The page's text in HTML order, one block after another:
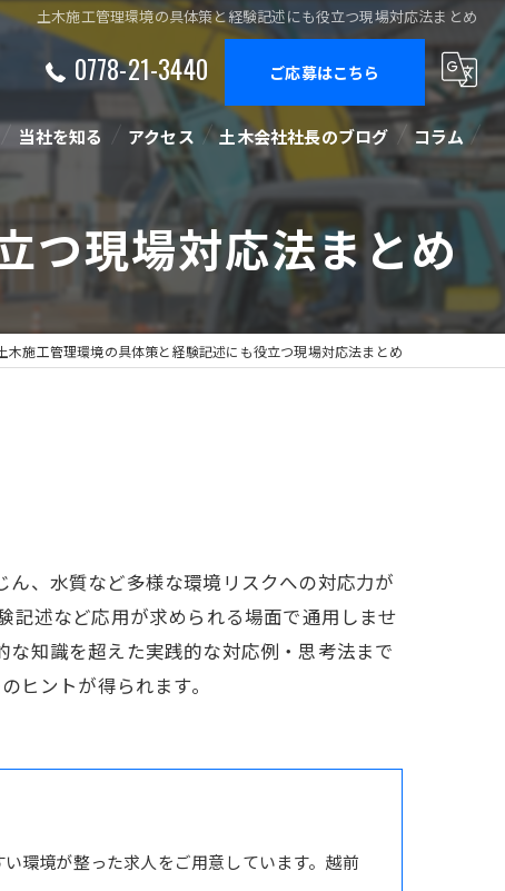
土木施工管理環境の具体策と経験記述にも役立つ現場対応法まとめ
0778-21-3440 ご応募はこちら
当社を知る
正社員
経験者
未経験
中途
アクセス 土木会社社長のブログ コラム
つ現場対応法まとめ
木施工管理環境の具体策と経験記述にも役立つ現場対応法まとめ
、水質など多様な環境リスクへの対応力が
記述など応用が求められる場面で通用しませ
知識を超えた実践的な対応例・思考法まで
ヒントが得られます。
環境が整った求人をご用意しています。越前